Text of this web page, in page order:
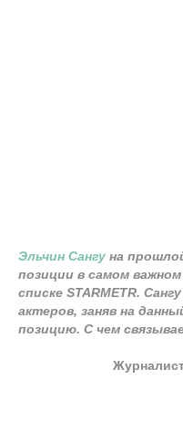
Эльчин Сангу на
позиции в самом
списке STARMETR.
актеров, заняв на
позицию. С чем